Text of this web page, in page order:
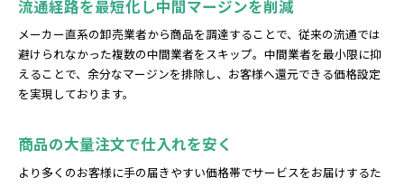
流通経路を最短化し中間マージンを削減
メーカー直系の卸売業者から商品を調達することで、従来の流通では
避けられなかった複数の中間業者をスキップ。中間業者を最小限に抑
えることで、余分なマージンを排除し、お客様へ還元できる価格設定
を実現しております。
商品の大量注文で仕入れを安く
より多くのお客様に手の届きやすい価格帯でサービスをお届けするた